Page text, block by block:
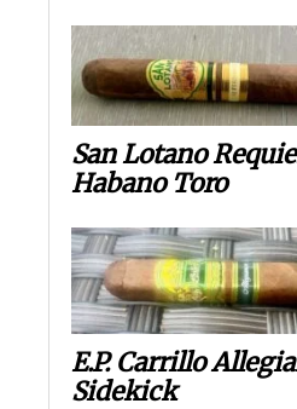
San Lotano
Habano Toro
E.P. Carrillo
Sidekick